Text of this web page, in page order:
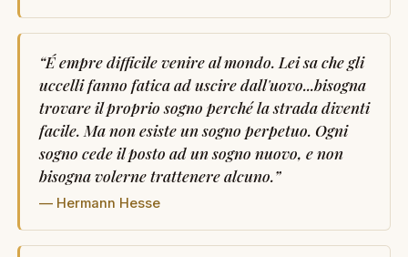
“É empre difficile venire al mondo. Lei sa che gli
uccelli fanno fatica ad uscire dall'uovo...bisogna
trovare il proprio sogno perché la strada diventi
facile. Ma non esiste un sogno perpetuo. Ogni
sogno cede il posto ad un sogno nuovo, e non
bisogna volerne trattenere alcuno.”
— Hermann Hesse